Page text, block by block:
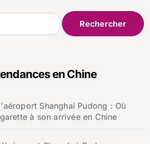
en Chine
Shanghai Pudong : Où
à son arrivée en Chine